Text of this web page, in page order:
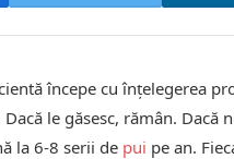
începe cu înțelegerea
Dacă le găsesc, rămân.
la 6-8 serii de pui pe an.